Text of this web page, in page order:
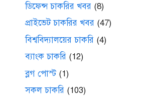
ডিফেন্স চাকরির খবর (8)
প্রাইভেট চাকরির খবর (47)
বিশ্ববিদ্যালয়ের চাকরি (4)
ব্যাংক চাকরি (12)
ব্লগ পোস্ট(1)
সকল চাকরি (103)